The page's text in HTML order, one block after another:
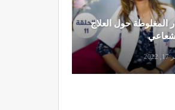
المغلوطة حول العلاج